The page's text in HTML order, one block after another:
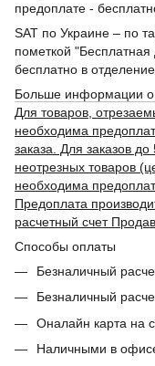
предоплате -
SAT по Украине – по
пометкой
бесплатно в отделение
Больше информации о
Для товаров,
необходима
заказа. Для заказов
неотрезных товаров
необходима
Предоплата
расчетный счет
Способы оплаты
Безналичный
Безналичный
Оналайн карта на
Наличными в